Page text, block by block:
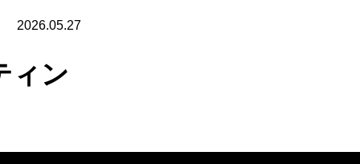
2026.05.27
ィン